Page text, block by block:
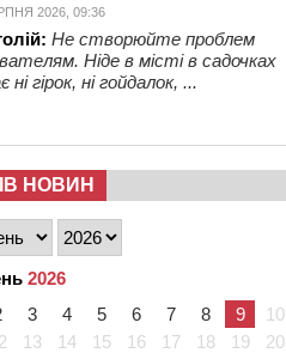
2026, 09:36
Не створюйте проблем
Ніде в місті в садочках
ні гірок, ні гойдалок, ...
НОВИН
2026
3 4 5 6 7 8 9
10
13 14 15 16 17 18 19 20